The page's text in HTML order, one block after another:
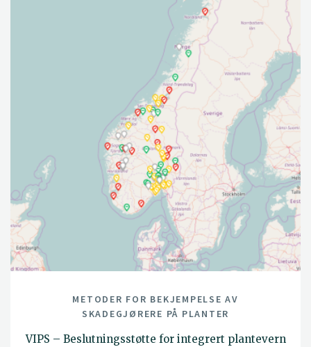
METODER FOR BEKJEMPELSE AV
SKADEGJØRERE PÅ PLANTER
VIPS – Beslutningsstøtte for integrert plantevern